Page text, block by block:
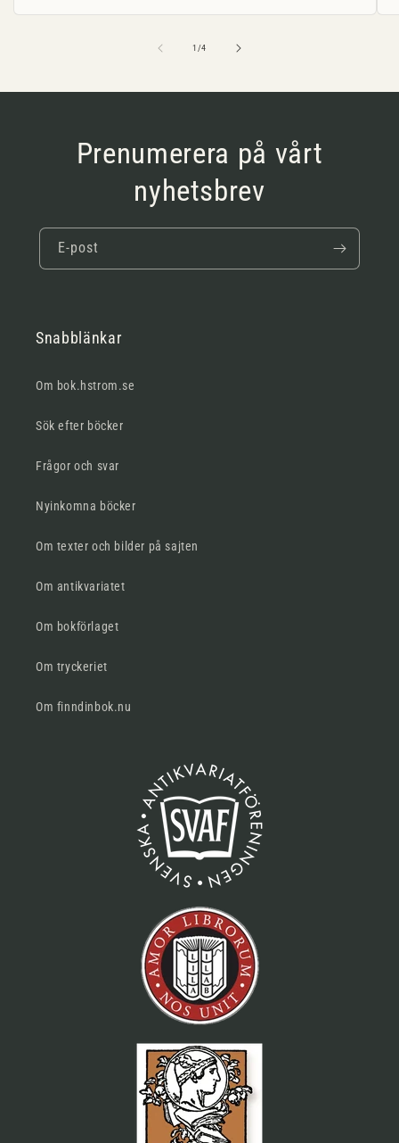
1 /av
4
Prenumerera på vårt
nyhetsbrev
E-post
Snabblänkar
Om bok.hstrom.se
Sök efter böcker
Frågor och svar
Nyinkomna böcker
Om texter och bilder på sajten
Om antikvariatet
Om bokförlaget
Om tryckeriet
Om finndinbok.nu